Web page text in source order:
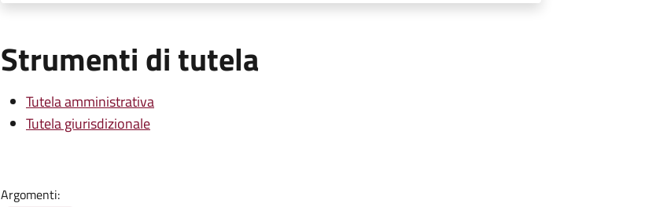
Strumenti di tutela
Tutela amministrativa
Tutela giurisdizionale
Argomenti: